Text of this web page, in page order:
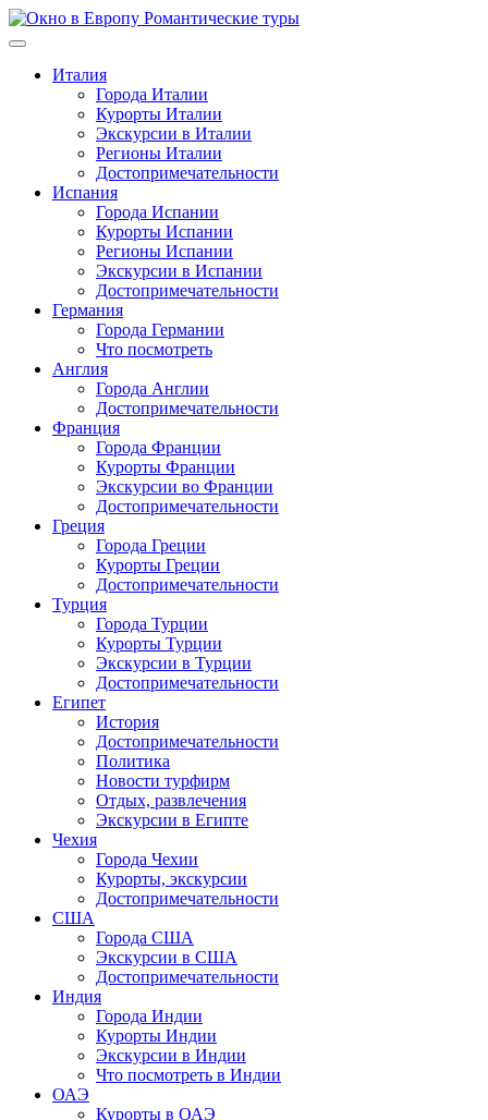
Перейти
к
Италия
Города Италии
Курорты Италии
Экскурсии в Италии
Регионы Италии
Достопримечательности
Испания
Города Испании
Курорты Испании
Регионы Испании
Экскурсии в Испании
Достопримечательности
Германия
Города Германии
Что посмотреть
Англия
Города Англии
Достопримечательности
Франция
Города Франции
Курорты Франции
Экскурсии во Франции
Достопримечательности
Греция
Города Греции
Курорты Греции
Достопримечательности
Турция
Города Турции
Курорты Турции
Экскурсии в Турции
Достопримечательности
Египет
История
Достопримечательности
Политика
Новости турфирм
Отдых, развлечения
Экскурсии в Египте
Чехия
Города Чехии
Курорты, экскурсии
Достопримечательности
США
Города США
Экскурсии в США
Достопримечательности
Индия
Города Индии
Курорты Индии
Экскурсии в Индии
Что посмотреть в Индии
ОАЭ
Курорты в ОАЭ